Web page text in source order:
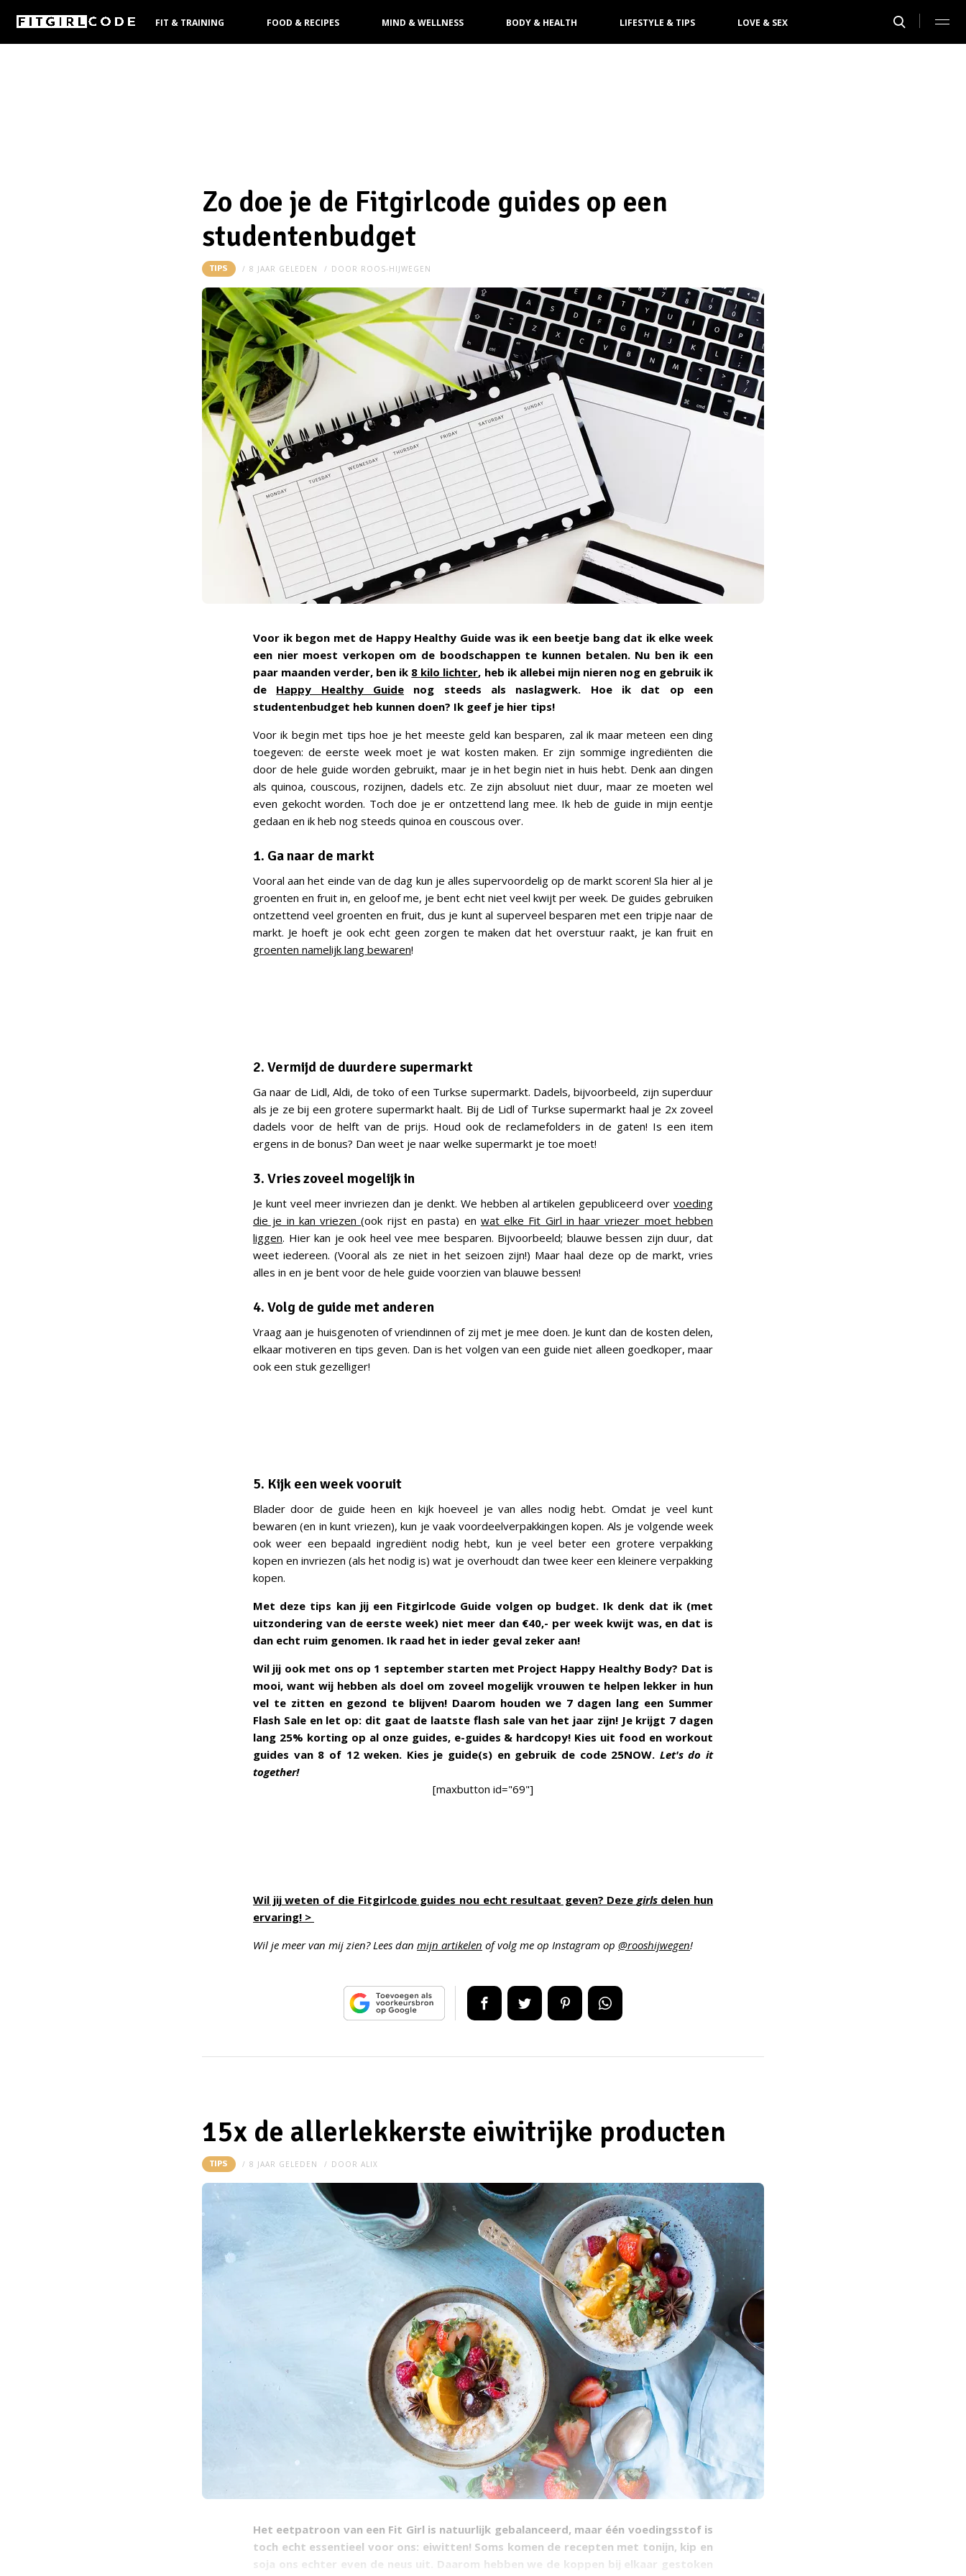
FIT & TRAINING FOOD & RECIPES MIND & WELLNESS BODY & HEALTH LIFESTYLE & TIPS LOVE & SEX
Zo doe je de Fitgirlcode guides op een
studentenbudget
TIPS 8 JAAR GELEDEN DOOR ROOS-HIJWEGEN
Voor ik begon met de Happy Healthy Guide was ik een beetje bang dat ik elke week
een nier moest verkopen om de boodschappen te kunnen betalen. Nu ben ik een
paar maanden verder, ben ik 8 kilo lichter, heb ik allebei mijn nieren nog en gebruik ik
de Happy Healthy Guide nog steeds als naslagwerk. Hoe ik dat op een
studentenbudget heb kunnen doen? Ik geef je hier tips!
Voor ik begin met tips hoe je het meeste geld kan besparen, zal ik maar meteen een ding
toegeven: de eerste week moet je wat kosten maken. Er zijn sommige ingrediënten die
door de hele guide worden gebruikt, maar je in het begin niet in huis hebt. Denk aan dingen
als quinoa, couscous, rozijnen, dadels etc. Ze zijn absoluut niet duur, maar ze moeten wel
even gekocht worden. Toch doe je er ontzettend lang mee. Ik heb de guide in mijn eentje
gedaan en ik heb nog steeds quinoa en couscous over.
1. Ga naar de markt
Vooral aan het einde van de dag kun je alles supervoordelig op de markt scoren! Sla hier al je
groenten en fruit in, en geloof me, je bent echt niet veel kwijt per week. De guides gebruiken
ontzettend veel groenten en fruit, dus je kunt al superveel besparen met een tripje naar de
markt. Je hoeft je ook echt geen zorgen te maken dat het overstuur raakt, je kan fruit en
groenten namelijk lang bewaren!
2. Vermijd de duurdere supermarkt
Ga naar de Lidl, Aldi, de toko of een Turkse supermarkt. Dadels, bijvoorbeeld, zijn superduur
als je ze bij een grotere supermarkt haalt. Bij de Lidl of Turkse supermarkt haal je 2x zoveel
dadels voor de helft van de prijs. Houd ook de reclamefolders in de gaten! Is een item
ergens in de bonus? Dan weet je naar welke supermarkt je toe moet!
3. Vries zoveel mogelijk in
Je kunt veel meer invriezen dan je denkt. We hebben al artikelen gepubliceerd over voeding
die je in kan vriezen(ook rijst en pasta) en wat elke Fit Girl in haar vriezer moet hebben
liggen. Hier kan je ook heel vee mee besparen. Bijvoorbeeld; blauwe bessen zijn duur, dat
weet iedereen. (Vooral als ze niet in het seizoen zijn!) Maar haal deze op de markt, vries
alles in en je bent voor de hele guide voorzien van blauwe bessen!
4. Volg de guide met anderen
Vraag aan je huisgenoten of vriendinnen of zij met je mee doen. Je kunt dan de kosten delen,
elkaar motiveren en tips geven. Dan is het volgen van een guide niet alleen goedkoper, maar
ook een stuk gezelliger!
5. Kijk een week vooruit
Blader door de guide heen en kijk hoeveel je van alles nodig hebt. Omdat je veel kunt
bewaren (en in kunt vriezen), kun je vaak voordeelverpakkingen kopen. Als je volgende week
ook weer een bepaald ingrediënt nodig hebt, kun je veel beter een grotere verpakking
kopen en invriezen (als het nodig is) wat je overhoudt dan twee keer een kleinere verpakking
kopen.
Met deze tips kan jij een Fitgirlcode Guide volgen op budget. Ik denk dat ik (met
uitzondering van de eerste week) niet meer dan €40,- per week kwijt was, en dat is
dan echt ruim genomen. Ik raad het in ieder geval zeker aan!
Wil jij ook met ons op 1 september starten met Project Happy Healthy Body? Dat is
mooi, want wij hebben als doel om zoveel mogelijk vrouwen te helpen lekker in hun
vel te zitten en gezond te blijven! Daarom houden we 7 dagen lang een Summer
Flash Sale en let op: dit gaat de laatste flash salevan het jaar zijn! Je krijgt 7 dagen
lang 25% korting op al onze guides, e-guides & hardcopy! Kies uit food en workout
guides van 8 of 12 weken. Kies je guide(s) en gebruik de code 25NOW. Let's do it
together!
[maxbutton id="69"]
Wil jij weten of die Fitgirlcode guides nou echt resultaat geven? Dezegirls delen hun
ervaring! >
Wil je meer van mij zien? Lees dan mijn artikelen of volg me op Instagram op @rooshijwegen!
15x de allerlekkerste eiwitrijke producten
TIPS 8 JAAR GELEDEN DOOR ALIX
Het eetpatroon van een Fit Girl is natuurlijk gebalanceerd, maar één voedingsstof is
toch echt essentieel voor ons: eiwitten! Soms komen de recepten met tonijn, kip en
soja ons echter even de neus uit. Daarom hebben we de koppen bij elkaar gestoken